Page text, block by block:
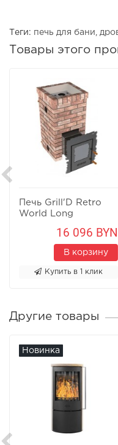
Теги: печь для бани
Товары этого
Печь Grill'D Retro
World Long
16 096 BYN
В корзину
Купить в 1 клик
Другие товары
Новинка